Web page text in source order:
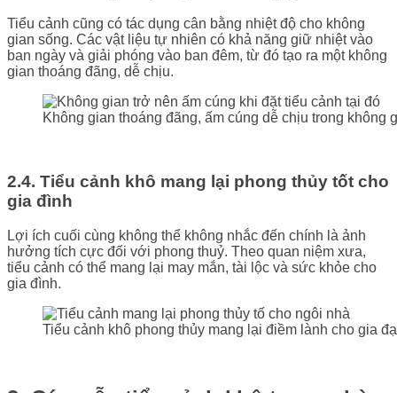
Tiểu cảnh cũng có tác dụng cân bằng nhiệt độ cho không
gian sống. Các vật liệu tự nhiên có khả năng giữ nhiệt vào
ban ngày và giải phóng vào ban đêm, từ đó tạo ra một không
gian thoáng đãng, dễ chịu.
Không gian thoáng đãng, ấm cúng dễ chịu trong không
2.4. Tiểu cảnh khô mang lại phong thủy tốt cho
gia đình
Lợi ích cuối cùng không thể không nhắc đến chính là ảnh
hưởng tích cực đối với phong thuỷ. Theo quan niệm xưa,
tiểu cảnh có thể mang lại may mắn, tài lộc và sức khỏe cho
gia đình.
Tiểu cảnh khô phong thủy mang lại điềm lành cho gia